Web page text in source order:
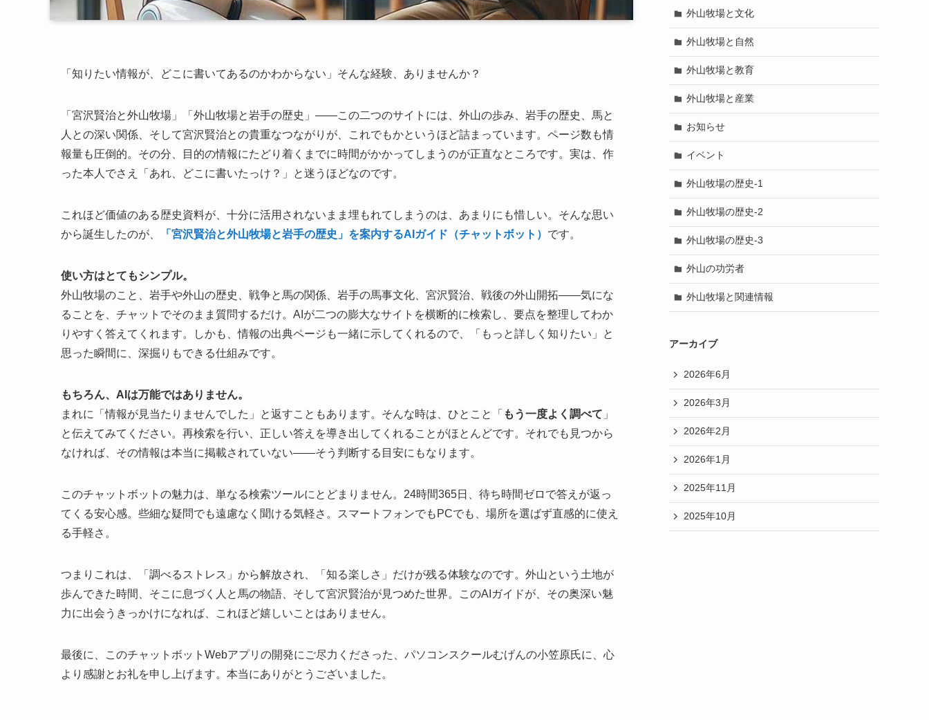
「知りたい情報が、どこに書いてあるのかわからない」そんな経験、ありませんか？
「宮沢賢治と外山牧場」「外山牧場と岩手の歴史」——この二つのサイトには、外山の歩み、岩手の歴史、馬と
人との深い関係、そして宮沢賢治との貴重なつながりが、これでもかというほど詰まっています。ページ数も情
報量も圧倒的。その分、目的の情報にたどり着くまでに時間がかかってしまうのが正直なところです。実は、作
った本人でさえ「あれ、どこに書いたっけ？」と迷うほどなのです。
これほど価値のある歴史資料が、十分に活用されないまま埋もれてしまうのは、あまりにも惜しい。そんな思い
から誕生したのが、
「宮沢賢治と外山牧場と岩手の歴史」を案内するAIガイド（チャットボット） です。
使い方はとてもシンプル。
外山牧場のこと、岩手や外山の歴史、戦争と馬の関係、岩手の馬事文化、宮沢賢治、戦後の外山開拓——気にな
ることを、チャットでそのまま質問するだけ。AIが二つの膨大なサイトを横断的に検索し、要点を整理してわか
りやすく答えてくれます。しかも、情報の出典ページも一緒に示してくれるので、「もっと詳しく知りたい」と
思った瞬間に、深掘りもできる仕組みです。
もちろん、AIは万能ではありません。
まれに「情報が見当たりませんでした」と返すこともあります。そんな時は、ひとこと「 もう一度よく調べて 」
と伝えてみてください。再検索を行い、正しい答えを導き出してくれることがほとんどです。それでも見つから
なければ、その情報は本当に掲載されていない——そう判断する目安にもなります。
このチャットボットの魅力は、単なる検索ツールにとどまりません。24時間365日、待ち時間ゼロで答えが返っ
てくる安心感。些細な疑問でも遠慮なく聞ける気軽さ。スマートフォンでもPCでも、場所を選ばず直感的に使え
る手軽さ。
つまりこれは、「調べるストレス」から解放され、「知る楽しさ」だけが残る体験なのです。外山という土地が
歩んできた時間、そこに息づく人と馬の物語、そして宮沢賢治が見つめた世界。このAIガイドが、その奥深い魅
力に出会うきっかけになれば、これほど嬉しいことはありません。
最後に、このチャットボットWebアプリの開発にご尽力くださった、パソコンスクールむげんの小笠原氏に、心
より感謝とお礼を申し上げます。本当にありがとうございました。
外山牧場と文化
外山牧場と自然
外山牧場と教育
外山牧場と産業
お知らせ
イベント
外山牧場の歴史-1
外山牧場の歴史-2
外山牧場の歴史-3
外山の功労者
外山牧場と関連情報
アーカイブ
2026年6月
2026年3月
2026年2月
2026年1月
2025年11月
2025年10月